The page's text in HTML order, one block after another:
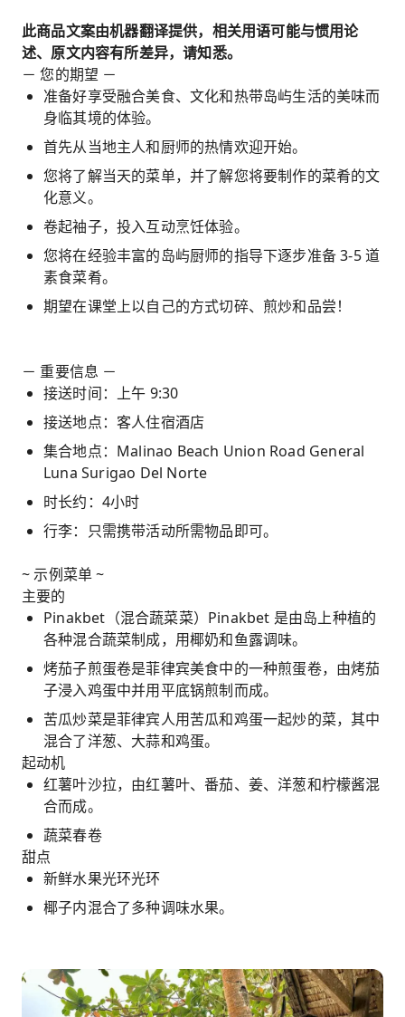
此商品文案由机器翻译提供，相关用语可能与惯用论
述、原文内容有所差异，请知悉。
－ 您的期望 －
准备好享受融合美食、文化和热带岛屿生活的美味而
身临其境的体验。
首先从当地主人和厨师的热情欢迎开始。
您将了解当天的菜单，并了解您将要制作的菜肴的文
化意义。
卷起袖子，投入互动烹饪体验。
您将在经验丰富的岛屿厨师的指导下逐步准备 3-5 道
素食菜肴。
期望在课堂上以自己的方式切碎、煎炒和品尝！
－ 重要信息 －
接送时间：上午 9:30
接送地点：客人住宿酒店
集合地点：Malinao Beach Union Road General
Luna Surigao Del Norte
时长约：4小时
行李：只需携带活动所需物品即可。
~ 示例菜单 ~
主要的
Pinakbet（混合蔬菜菜）Pinakbet 是由岛上种植的
各种混合蔬菜制成，用椰奶和鱼露调味。
烤茄子煎蛋卷是菲律宾美食中的一种煎蛋卷，由烤茄
子浸入鸡蛋中并用平底锅煎制而成。
苦瓜炒菜是菲律宾人用苦瓜和鸡蛋一起炒的菜，其中
混合了洋葱、大蒜和鸡蛋。
起动机
红薯叶沙拉，由红薯叶、番茄、姜、洋葱和柠檬酱混
合而成。
蔬菜春卷
甜点
新鲜水果光环光环
椰子内混合了多种调味水果。